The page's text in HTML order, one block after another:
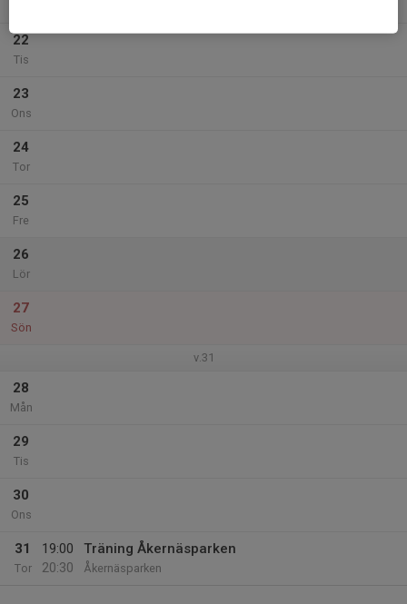
22
Tis
23
Ons
24
Tor
25
Fre
26
Lör
27
Sön
v.31
28
Mån
29
Tis
30
Ons
31
Tor
19:00
20:30
Träning Åkernäsparken
Åkernäsparken